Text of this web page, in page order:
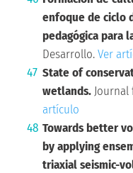
enfoque de ciclo
pedagógica para
Desarrollo.Ver
State of
wetlands. Journal
artículo
Towards better
by applying
triaxial seismic-